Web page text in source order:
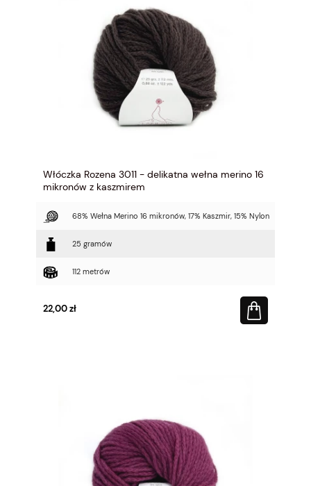
Włóczka Rozena 3011 - delikatna wełna merino 16
mikronów z kaszmirem
68% Wełna Merino 16 mikronów, 17% Kaszmir, 15% Nylon
25 gramów
112 metrów
22,00 zł